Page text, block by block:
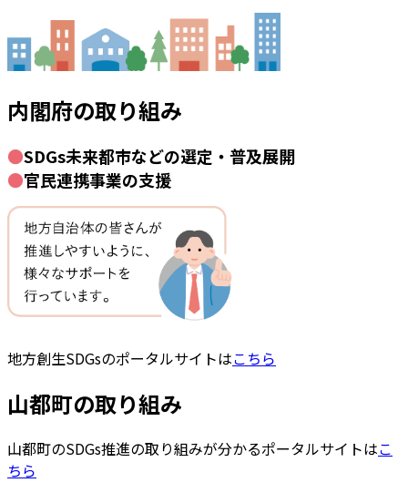
内閣府の取り組み
●SDGs未来都市などの選定・普及展開
●官民連携事業の支援
地方創生SDGsのポータルサイトはこちら
山都町の取り組み
山都町のSDGs推進の取り組みが分かるポータルサイトはこ
ちら